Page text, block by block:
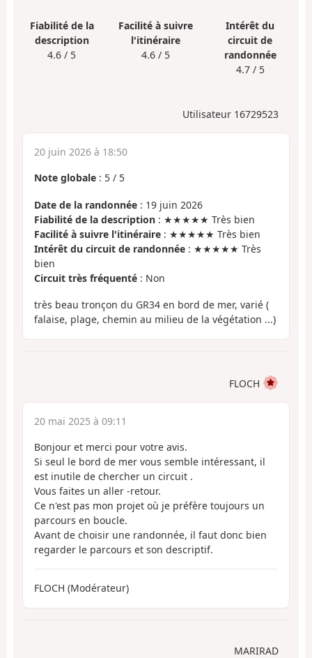
Fiabilité de la
description
4.6 / 5
Facilité à suivre
l'itinéraire
4.6 / 5
Intérêt du
circuit de
randonnée
4.7 / 5
Utilisateur 16729523
20 juin 2026 à 18:50
Note globale : 5 / 5
Date de la randonnée : 19 juin 2026
Fiabilité de la description : ★★★★★ Très bien
Facilité à suivre l'itinéraire : ★★★★★ Très bien
Intérêt du circuit de randonnée : ★★★★★ Très
bien
Circuit très fréquenté : Non
très beau tronçon du GR34 en bord de mer, varié (
falaise, plage, chemin au milieu de la végétation ...)
FLOCH
20 mai 2025 à 09:11
Bonjour et merci pour votre avis.
Si seul le bord de mer vous semble intéressant, il
est inutile de chercher un circuit .
Vous faites un aller -retour.
Ce n'est pas mon projet où je préfère toujours un
parcours en boucle.
Avant de choisir une randonnée, il faut donc bien
regarder le parcours et son descriptif.
FLOCH (Modérateur)
MARIRAD